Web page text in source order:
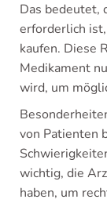
Das bedeutet,
erforderlich
kaufen. Diese
Medikament
wird, um
von Patienten
wichtig, die
haben, um